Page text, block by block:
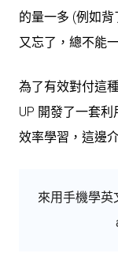
的量一多 (例如
又忘了，總不能
為了有效對付這
UP 開發了一套
效率學習，這邊
來用手機學英